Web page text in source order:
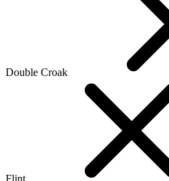
Double Croak
Flint